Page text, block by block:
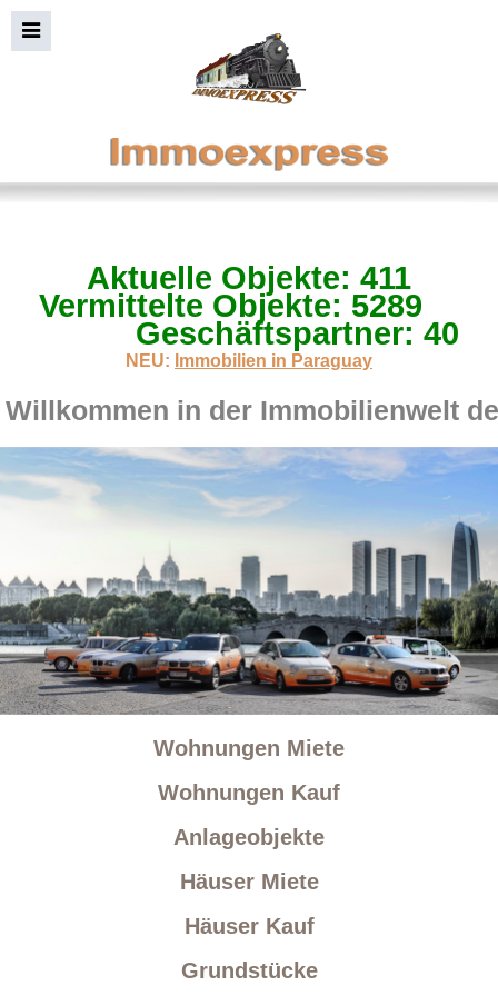
Immobiliensuche+Bild
Aktuelle Objekte: 411
Vermittelte Objekte: 5289
Geschäftspartner: 40
NEU: Immobilien in Paraguay
Willkommen in der Immobilienwelt
Wohnungen Miete
Wohnungen Kauf
Anlageobjekte
Häuser Miete
Häuser Kauf
Grundstücke